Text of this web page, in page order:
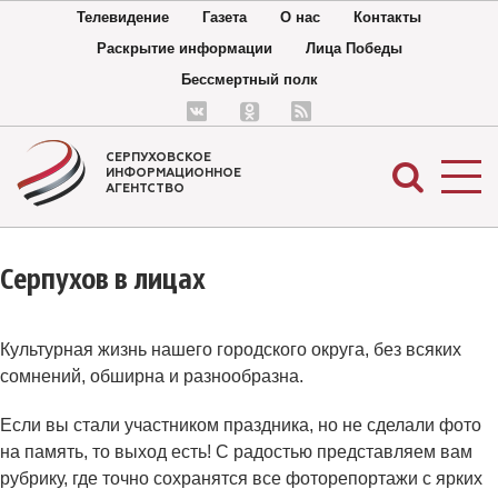
Телевидение Газета О нас
Контакты
Раскрытие информации
Лица Победы
Бессмертный полк
СЕРПУХОВСКОЕ
ИНФОРМАЦИОННОЕ
АГЕНТСТВО
Серпухов в лицах
Культурная жизнь нашего городского округа, без всяких
сомнений, обширна и разнообразна.
Если вы стали участником праздника, но не сделали фото
на память, то выход есть! С радостью представляем вам
рубрику, где точно сохранятся все фоторепортажи с ярких